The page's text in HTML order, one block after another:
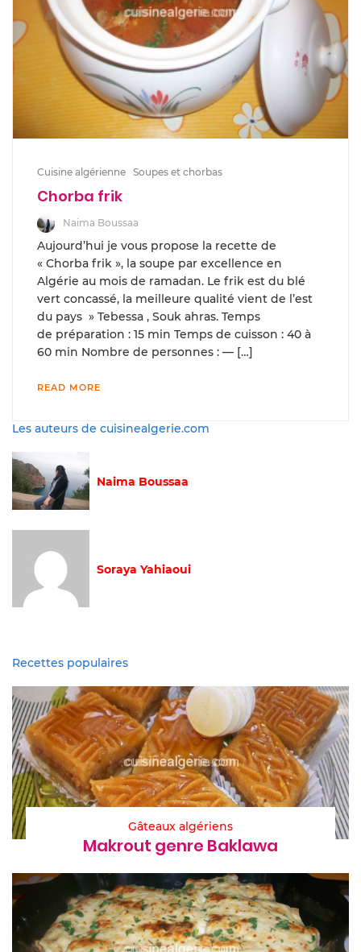
Cuisine algérienne Soupes et chorbas
Chorba frik
Naima Boussaa
Aujourd’hui je vous propose la recette de
« Chorba frik », la soupe par excellence en
Algérie au mois de ramadan. Le frik est du blé
vert concassé, la meilleure qualité vient de l’est
du pays » Tebessa , Souk ahras. Temps
de préparation : 15 min Temps de cuisson : 40 à
60 min Nombre de personnes : — […]
READ MORE
Les auteurs de cuisinealgerie.com
Naima Boussaa
Soraya Yahiaoui
Recettes populaires
Gâteaux algériens
Makrout genre Baklawa